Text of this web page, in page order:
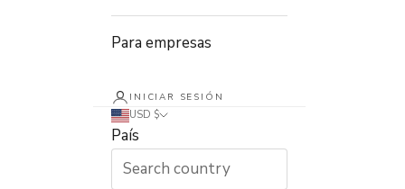
Para empresas
INICIAR SESIÓN
USD $
País